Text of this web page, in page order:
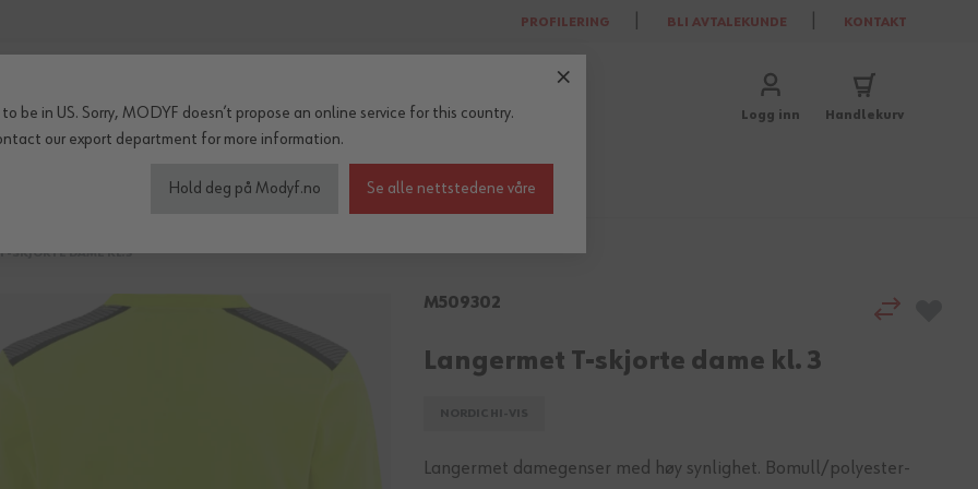
PROFILERING BLI AVTALEKUNDE KONTAKT
Logg inn Handlekurv
SKJORTE DAME KL. 3
M509302
Langermet T-skjorte dame kl. 3
Langermet damegenser med høy synlighet. Bomull/polyester-
to be in US. Sorry, MODYF doesn’t propose an online service for this country.
our export department for more information.
Hold deg på Modyf.no Se alle nettstedene våre